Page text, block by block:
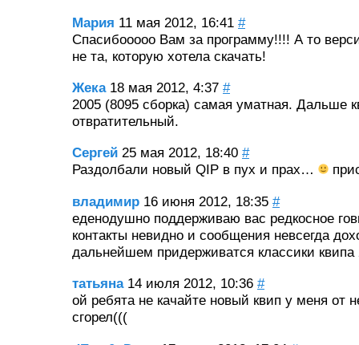
Мария 11 мая 2012, 16:41 #
Спасибооооо Вам за программу!!!! А то
не та, которую хотела скачать!
Жека 18 мая 2012, 4:37 #
2005 (8095 сборка) самая уматная. Дальше
отвратительный.
Сергей 25 мая 2012, 18:40 #
Раздолбали новый QIP в пух и прах…
владимир 16 июня 2012, 18:35 #
еденодушно поддерживаю вас редкосное
контакты невидно и сообщения невсегда
дальнейшем придерживатся классики квипа
татьяна 14 июля 2012, 10:36 #
ой ребята не качайте новый квип у меня от
сгорел(((